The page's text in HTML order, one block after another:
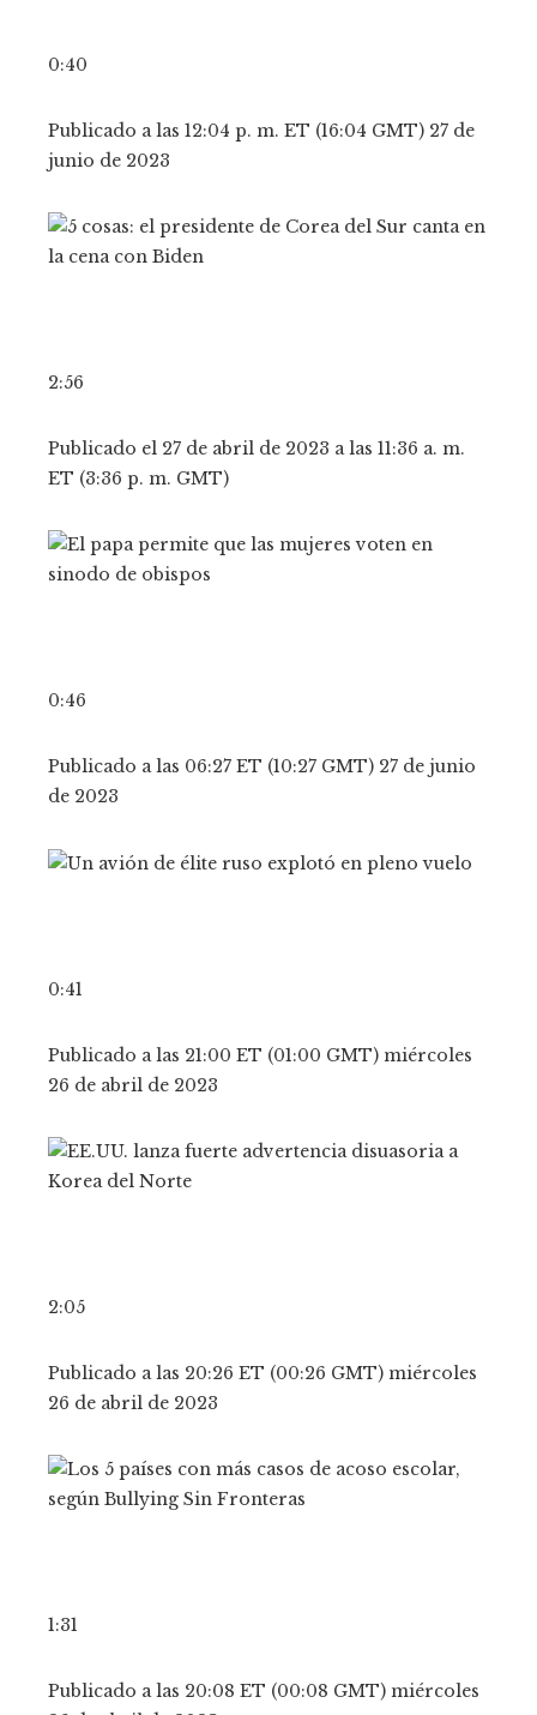
0:40
Publicado a las 12:04 p. m. ET (16:04 GMT) 27 de
junio de 2023
2:56
Publicado el 27 de abril de 2023 a las 11:36 a. m.
ET (3:36 p. m. GMT)
0:46
Publicado a las 06:27 ET (10:27 GMT) 27 de junio
de 2023
0:41
Publicado a las 21:00 ET (01:00 GMT) miércoles
26 de abril de 2023
2:05
Publicado a las 20:26 ET (00:26 GMT) miércoles
26 de abril de 2023
1:31
Publicado a las 20:08 ET (00:08 GMT) miércoles